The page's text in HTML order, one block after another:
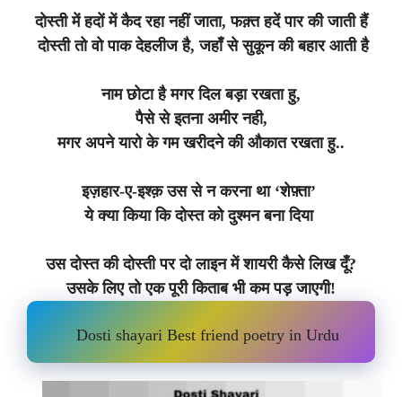
दोस्ती में हदों में कैद रहा नहीं जाता, फक़्त हदें पार की जाती हैं
दोस्ती तो वो पाक देहलीज है, जहाँ से सुकून की बहार आती है
नाम छोटा है मगर दिल बड़ा रखता हु,
पैसे से इतना अमीर नही,
मगर अपने यारो के गम खरीदने की औकात रखता हु..
इज़हार-ए-इश्क़ उस से न करना था ‘शेफ़्ता’
ये क्या किया कि दोस्त को दुश्मन बना दिया
उस दोस्त की दोस्ती पर दो लाइन में शायरी कैसे लिख दूँ?
उसके लिए तो एक पूरी किताब भी कम पड़ जाएगी!
Dosti shayari Best friend poetry in Urdu